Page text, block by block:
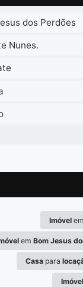
dos Perdões
Nunes.
Imóvel
emBom Jesus
Casa para
Imóvel